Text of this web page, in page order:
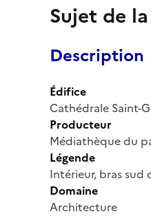
Sujet de
Description
Édifice
Cathédrale Saint-
Producteur
Médiathèque du
Légende
Intérieur, bras sud
Domaine
Architecture